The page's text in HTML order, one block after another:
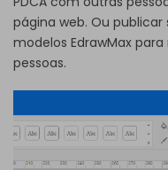
página web. Ou publicar
modelos EdrawMax
pessoas.